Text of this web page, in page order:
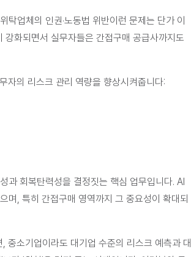
탁업체의 인권·노동법 위반이런 문제는 단가 이
강화되면서 실무자들은 간접구매 공급사까지도
자의 리스크 관리 역량을 향상시켜줍니다:
과 회복탄력성을 결정짓는 핵심 업무입니다. AI
며, 특히 간접구매 영역까지 그 중요성이 확대되
중소기업이라도 대기업 수준의 리스크 예측과 대